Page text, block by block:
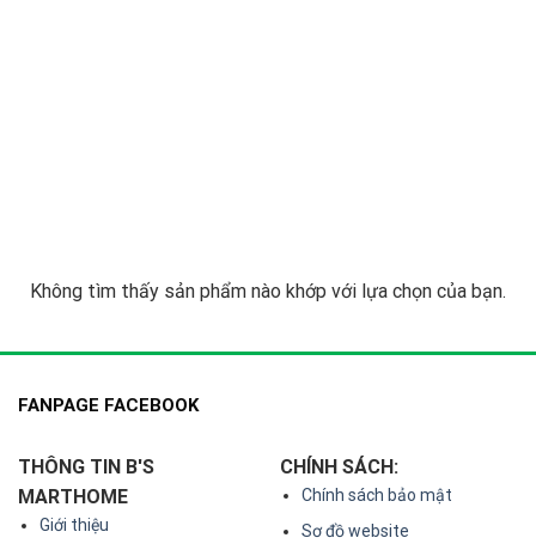
Không tìm thấy sản phẩm nào khớp với lựa chọn của bạn.
FANPAGE FACEBOOK
THÔNG TIN B'S
MARTHOME
Giới thiệu
CHÍNH SÁCH:
Chính sách bảo mật
Sơ đồ website